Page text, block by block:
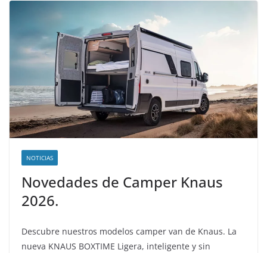
NOTICIAS
Novedades de Camper Knaus
2026.
Descubre nuestros modelos camper van de Knaus. La
nueva KNAUS BOXTIME Ligera, inteligente y sin